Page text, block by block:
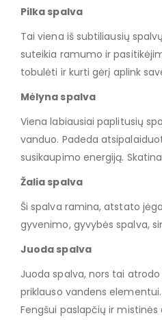
Pilka spalva
Tai viena iš subtiliausių
suteikia ramumo ir
tobulėti ir kurti gėrį aplink
Mėlyna spalva
Viena labiausiai paplitusių
vanduo. Padeda
susikaupimo energiją.
Žalia spalva
Ši spalva ramina, atstato
gyvenimo, gyvybės spalva,
Juoda spalva
Juoda spalva, nors tai
priklauso vandens
Fengšui paslapčių ir mistinės